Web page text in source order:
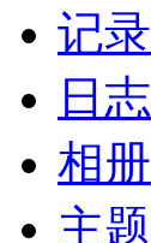
记录
日志
相册
主题